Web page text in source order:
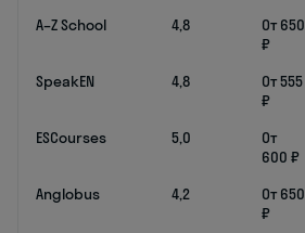
A–Z School 4,8
От 650
₽
SpeakEN 4,8
От 555
₽
ESCourses 5,0
От
600 ₽
Anglobus 4,2
От 650
₽